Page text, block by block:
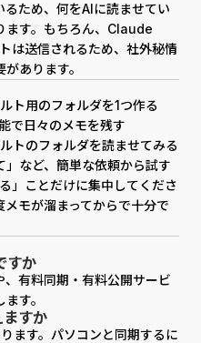
ため、何をAIに読ませてい
ます。もちろん、Claude
は送信されるため、社外秘情
あります。
ト用のフォルダを1つ作る
で日々のメモを残す
トのフォルダを読ませてみる
」など、簡単な依頼から試す
」ことだけに集中してくださ
モが溜まってからで十分で
すか
有料同期・有料公開サービ
す。
すか
ます。パソコンと同期するに